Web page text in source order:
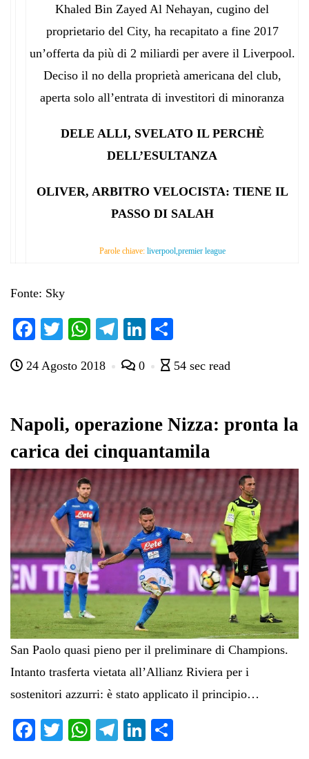
Khaled Bin Zayed Al Nehayan, cugino del
proprietario del City, ha recapitato a fine 2017
un’offerta da più di 2 miliardi per avere il Liverpool.
Deciso il no della proprietà americana del club,
aperta solo all’entrata di investitori di minoranza
DELE ALLI, SVELATO IL PERCHÈ
DELL’ESULTANZA
OLIVER, ARBITRO VELOCISTA: TIENE IL
PASSO DI SALAH
Parole chiave: liverpool,premier league
Fonte: Sky
Fa
bo
T
tte
W
ts
pp
Te
gr
m
Li
ed di
di
24 Agosto 2018 0 54 sec read
Napoli, operazione Nizza: pronta la
carica dei cinquantamila
San Paolo quasi pieno per il preliminare di Champions.
Intanto trasferta vietata all’Allianz Riviera per i
sostenitori azzurri: è stato applicato il principio…
Fa T
W
Te
Li